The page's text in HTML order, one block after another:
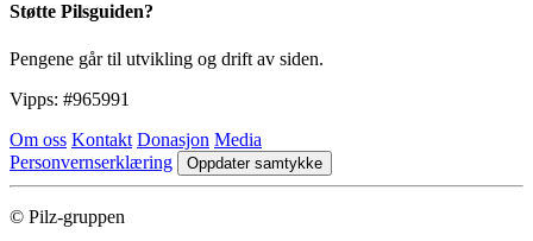
Støtte Pilsguiden?
Pengene går til utvikling og drift av siden.
Vipps: #965991
Om oss Kontakt Donasjon Media
Personvernserklæring
Oppdater samtykke
© Pilz-gruppen